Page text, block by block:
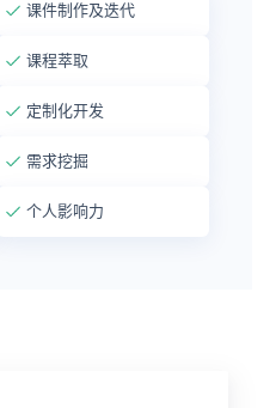
课件制作及迭代
课程萃取
定制化开发
需求挖掘
个人影响力